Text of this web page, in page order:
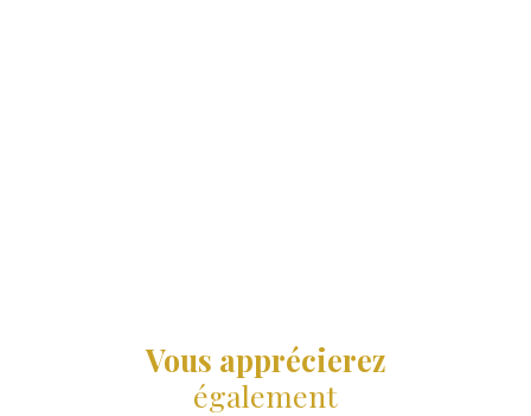
Vous apprécierez
également